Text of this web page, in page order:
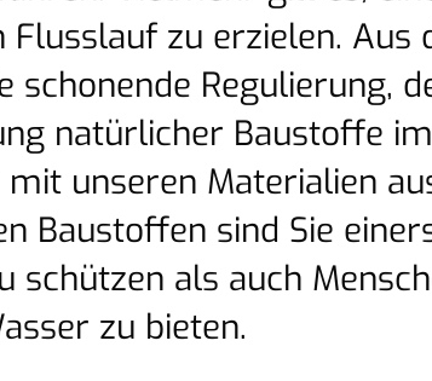
zu erzielen. Aus
Regulierung,
natürlicher Baustoffe
unseren Materialien
Baustoffen sind Sie
als auch
zu bieten.